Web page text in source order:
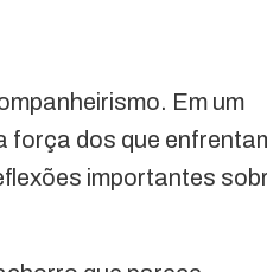
Em um
força dos que
importantes